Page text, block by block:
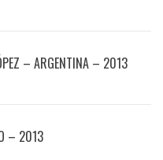
– ARGENTINA – 2013
– 2013